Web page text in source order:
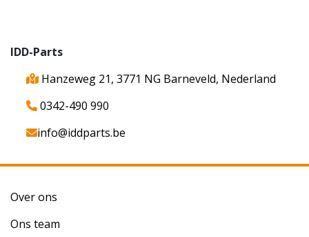
IDD-Parts
Hanzeweg 21, 3771 NG Barneveld, Nederland
0342-490 990
info@iddparts.be
Over ons
Ons team